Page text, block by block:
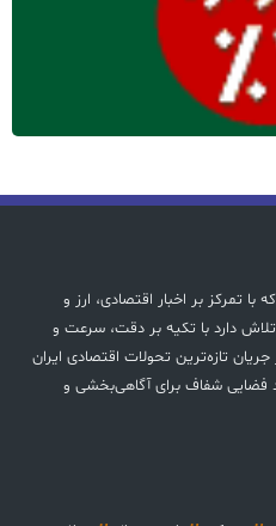
تمرکز بر اخبار اقتصادی، ارز و
تلاش دارد با تکیه بر دقت، سرعت و
تازه‌ترین تحولات اقتصادی ایران
فضایی شفاف برای آگاهی‌بخشی و